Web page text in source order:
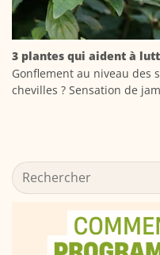
3 plantes qui aident à
Gonflement au niveau des
chevilles ? Sensation de